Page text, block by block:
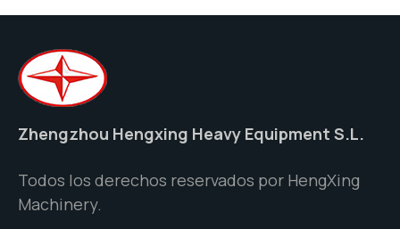
Zhengzhou Hengxing Heavy Equipment S.L.
Todos los derechos reservados por HengXing
Machinery.